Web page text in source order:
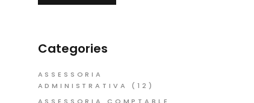
Categories
ASSESSORIA
ADMINISTRATIVA
(12)